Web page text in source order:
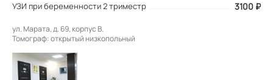
УЗИ при беременности 2 триместр 3100 ₽
ул. Марата, д. 69, корпус В.
Томограф: открытый низкопольный